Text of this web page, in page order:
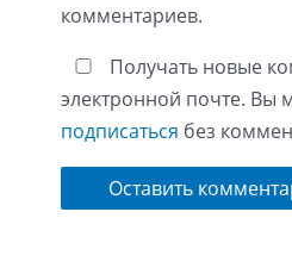
комментариев.
Получать новые
электронной почте. Вы
подписаться без